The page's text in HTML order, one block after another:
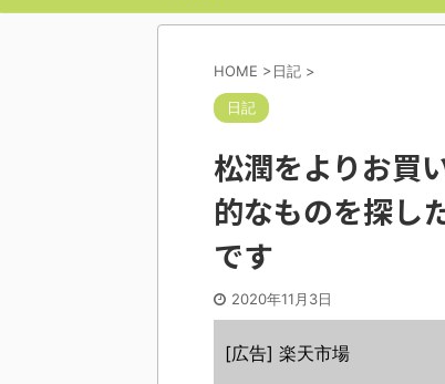
HOME >日記 >
日記
松潤をよりお買
的なものを探し
です
2020年11月3日
[広告] 楽天市場